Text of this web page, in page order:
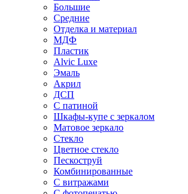
Большие
Средние
Отделка и материал
МДФ
Пластик
Alvic Luxe
Эмаль
Акрил
ДСП
С патиной
Шкафы-купе с зеркалом
Матовое зеркало
Стекло
Цветное стекло
Пескоструй
Комбинированные
С витражами